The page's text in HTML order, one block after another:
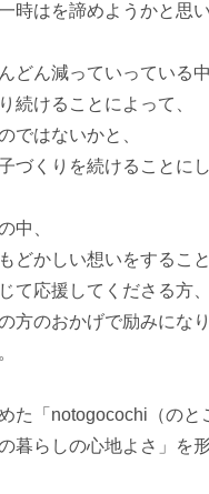
時はを諦めようかと思い
どん減っていっている中
続けることによって、
ではないかと、
づくりを続けることにし
中、
どかしい想いをするこ
て応援してくださる方、
方のおかげで励みになり
た「notogocochi（の
暮らしの心地よさ」を